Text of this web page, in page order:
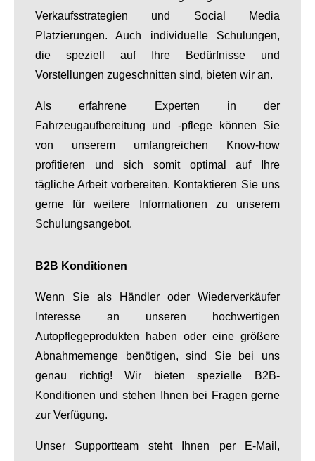
Verkaufsstrategien und Social Media
Platzierungen. Auch individuelle Schulungen,
die speziell auf Ihre Bedürfnisse und
Vorstellungen zugeschnitten sind, bieten wir an.
Als erfahrene Experten in der
Fahrzeugaufbereitung und -pflege können Sie
von unserem umfangreichen Know-how
profitieren und sich somit optimal auf Ihre
tägliche Arbeit vorbereiten. Kontaktieren Sie uns
gerne für weitere Informationen zu unserem
Schulungsangebot.
B2B Konditionen
Wenn Sie als Händler oder Wiederverkäufer
Interesse an unseren hochwertigen
Autopflegeprodukten haben oder eine größere
Abnahmemenge benötigen, sind Sie bei uns
genau richtig! Wir bieten spezielle B2B-
Konditionen und stehen Ihnen bei Fragen gerne
zur Verfügung.
Unser Supportteam steht Ihnen per E-Mail,